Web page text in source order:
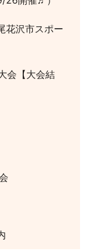
花沢市スポー
会【大会結